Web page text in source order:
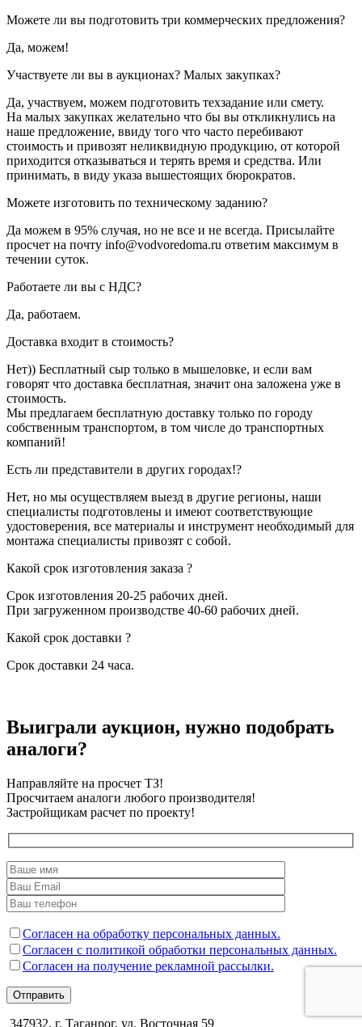
Можете ли вы подготовить три коммерческих предложения?
Да, можем!
Участвуете ли вы в аукционах? Малых закупках?
Да, участвуем, можем подготовить техзадание или смету.
На малых закупках желательно что бы вы откликнулись на
наше предложение, ввиду того что часто перебивают
стоимость и привозят неликвидную продукцию, от которой
приходится отказываться и терять время и средства. Или
принимать, в виду указа вышестоящих бюрократов.
Можете изготовить по техническому заданию?
Да можем в 95% случая, но не все и не всегда. Присылайте
просчет на почту info@vodvoredoma.ru ответим максимум в
течении суток.
Работаете ли вы с НДС?
Да, работаем.
Доставка входит в стоимость?
Нет)) Бесплатный сыр только в мышеловке, и если вам
говорят что доставка бесплатная, значит она заложена уже в
стоимость.
Мы предлагаем бесплатную доставку только по городу
собственным транспортом, в том числе до транспортных
компаний!
Есть ли представители в других городах!?
Нет, но мы осуществляем выезд в другие регионы, наши
специалисты подготовлены и имеют соответствующие
удостоверения, все материалы и инструмент необходимый для
монтажа специалисты привозят с собой.
Какой срок изготовления заказа ?
Срок изготовления 20-25 рабочих дней.
При загруженном производстве 40-60 рабочих дней.
Какой срок доставки ?
Срок доставки 24 часа.
Выиграли аукцион, нужно подобрать
аналоги?
Направляйте на просчет ТЗ!
Просчитаем аналоги любого производителя!
Застройщикам расчет по проекту!
Согласен на обработку персональных данных.
Согласен с политикой обработки персональных данных.
Согласен на получение рекламной рассылки.
Отправить
347932, г. Таганрог, ул. Восточная 59